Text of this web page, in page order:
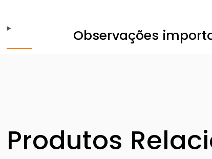
Observações
Produtos